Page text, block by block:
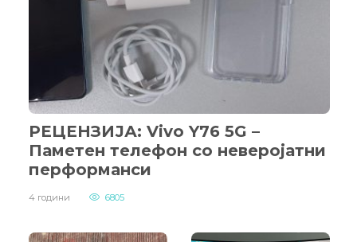
РЕЦЕНЗИЈА: Vivo Y76 5G –
Паметен телефон со неверојатни
перформанси
4 години 6805